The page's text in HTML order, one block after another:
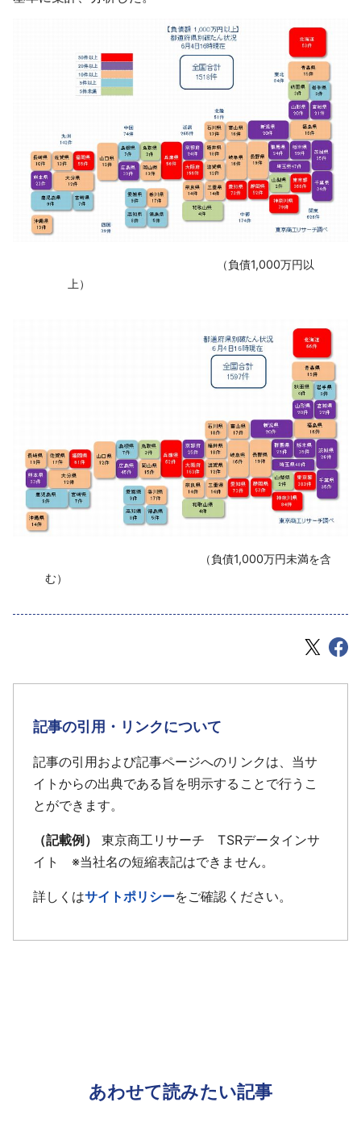
‌ （負債1,000万円以
上）
‌ （負債1,000万円未満を含
む）
記事の引用・リンクについて
記事の引用および記事ページへのリンクは、当サ
イトからの出典である旨を明示することで行うこ
とができます。
（記載例）
東京商工リサーチ TSRデータインサ
イト ※当社名の短縮表記はできません。
詳しくはサイトポリシーをご確認ください。
あわせて読みたい記事